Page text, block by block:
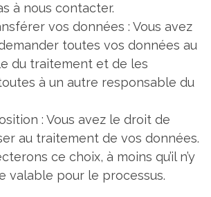
à nous contacter.
vos données : Vous avez
toutes vos données au
du traitement et de les
à un autre responsable du
: Vous avez le droit de
au traitement de vos données.
ce choix, à moins qu’il n’y
valable pour le processus.